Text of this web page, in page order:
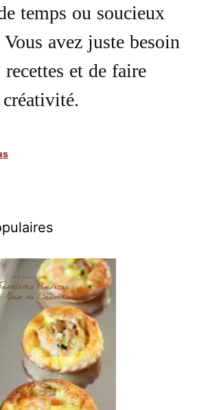
temps ou soucieux
avez juste besoin
recettes et de faire